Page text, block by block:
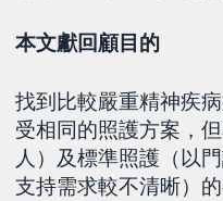
本文獻回顧目的
找到比較嚴重精神疾
受相同的照護方案，
人）及標準照護（以
支持需求較不清晰）